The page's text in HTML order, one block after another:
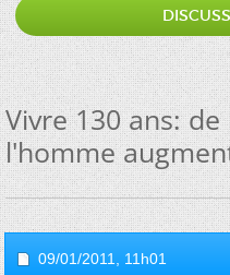
Vivre 130 ans:
l'homme
09/01/2011, 11h01